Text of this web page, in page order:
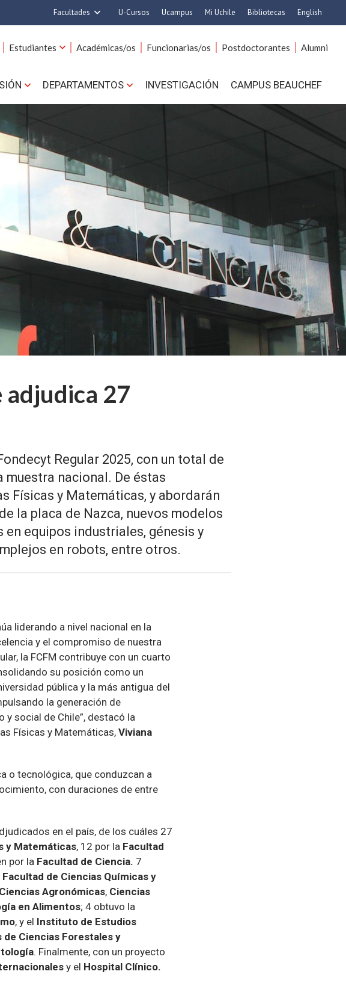
Facultades
Ciencias
Cs. Agronómicas
Comunicación e Imagen
Economía y Negocios
Medicina
Estudios Avanzados en Educación
Nutrición y Tecnología de
Alimentos
Hospital Clínico
U-Cursos Ucampus Mi Uchile Bibliotecas English
Estudiantes Académicas/os Funcionarias/os Postdoctorantes Alumni
DEPARTAMENTOS INVESTIGACIÓN CAMPUS BEAUCHEF
adjudica 27
Regular 2025, con un total de
muestra nacional. De éstas
Físicas y Matemáticas, y abordarán
la placa de Nazca, nuevos modelos
equipos industriales, génesis y
en robots, entre otros.
liderando a nivel nacional en la
y el compromiso de nuestra
la FCFM contribuye con un cuarto
su posición como un
pública y la más antigua del
la generación de
social de Chile”, destacó la
Físicas y Matemáticas,Viviana
o tecnológica, que conduzcan a
con duraciones de entre
en el país, de los cuáles 27
y Matemáticas, 12 por la Facultad
por la Facultad de Ciencia. 7
Facultad de Ciencias Químicas y
Agronómicas, Ciencias
en Alimentos; 4 obtuvo la
, y el Instituto de Estudios
de Ciencias Forestales y
. Finalmente, con un proyecto
y el Hospital Clínico.